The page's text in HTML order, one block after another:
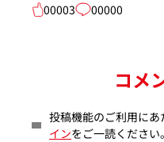
00003
00000
コメ
投稿機能のご利用にあ
インをご一読ください。